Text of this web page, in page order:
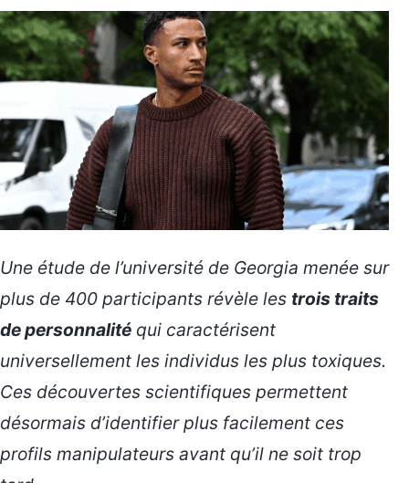
Une étude de l’université de Georgia menée sur
plus de 400 participants révèle les trois traits
de personnalité qui caractérisent
universellement les individus les plus toxiques.
Ces découvertes scientifiques permettent
désormais d’identifier plus facilement ces
profils manipulateurs avant qu’il ne soit trop